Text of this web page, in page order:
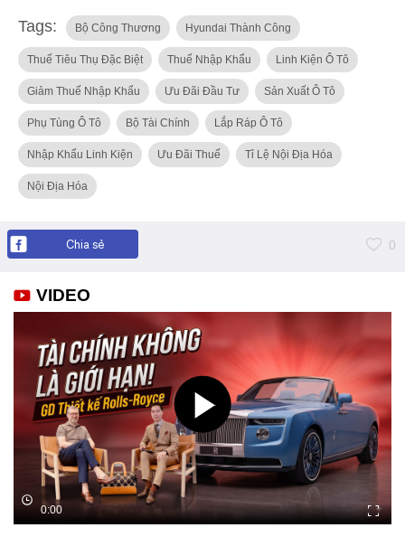
Tags: Bộ Công Thương Hyundai Thành Công
Thuế Tiêu Thụ Đặc Biệt Thuế Nhập Khẩu Linh Kiện Ô Tô
Giảm Thuế Nhập Khẩu Ưu Đãi Đầu Tư Sản Xuất Ô Tô
Phụ Tùng Ô Tô Bộ Tài Chính Lắp Ráp Ô Tô
Nhập Khẩu Linh Kiện Ưu Đãi Thuế Tỉ Lệ Nội Địa Hóa
Nội Địa Hóa
Chia sẻ 0
VIDEO
0:00